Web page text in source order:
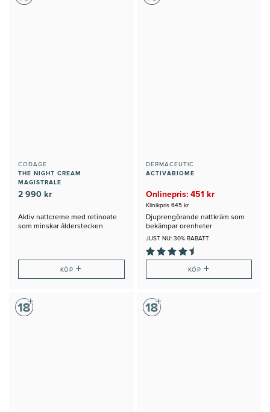
CODAGE
THE NIGHT CREAM
MAGISTRALE
2 990 kr
Aktiv nattcreme med retinoate
som minskar ålderstecken
KÖP+
DERMACEUTIC
ACTIVABIOME
Onlinepris: 451 kr
Klinikpris 645 kr
Djuprengörande nattkräm som
bekämpar orenheter
JUST NU: 30% RABATT
KÖP +